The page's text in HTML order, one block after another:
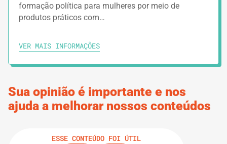
Sua opinião é importante e nos
ajuda a melhorar nossos conteúdos
ESSE CONTEÚDO FOI ÚTIL
formação política para mulheres por meio de
produtos práticos com…
VER MAIS INFORMAÇÕES